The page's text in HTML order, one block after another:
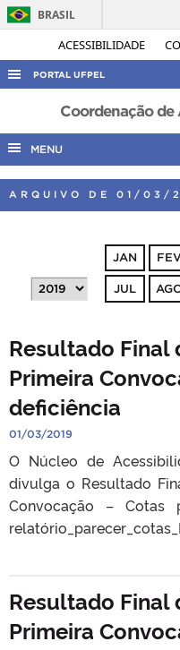
ACESSIBILIDADE
BRASIL
PORTAL UFPEL
ACESSO À INFORMAÇÃO
AUDITORIA
COBALTO
CONCURSOS
OUVIDORIA
TELEFONES
Coordenação de
MENU
ARQUIVO DE 01/03/
JAN
JUL
Resultado Final
Primeira
deficiência
01/03/2019
O Núcleo de
divulga o Resultado
Convocação – Cotas
Resultado Final
Primeira